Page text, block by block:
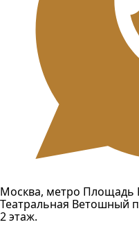
Москва, метро Площадь
Театральная Ветошный
2 этаж.